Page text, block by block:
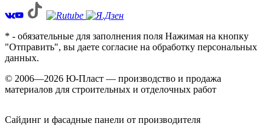
* - обязательные для заполнения поля Нажимая на кнопку
"Отправить", вы даете согласие на обработку персональных
данных.
© 2006—2026 Ю-Пласт — производство и продажа
материалов для строительных и отделочных работ
Сайдинг и фасадные панели от производителя